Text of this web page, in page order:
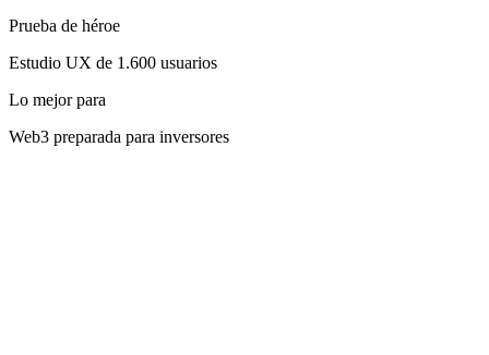
Prueba de héroe
Estudio UX de 1.600 usuarios
Lo mejor para
Web3 preparada para inversores